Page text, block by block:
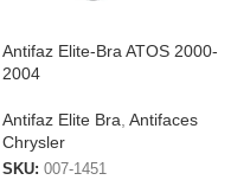
Antifaz Elite-Bra ATOS 2000-
2004
Antifaz Elite Bra Antifaces
Chrysler
SKU: 007-1451